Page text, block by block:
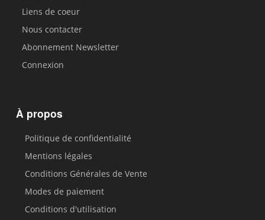
Liens de coeur
Nous contacter
Abonnement Newsletter
Connexion
À propos
Politique de confidentialité
Mentions légales
Conditions Générales de Vente
Modes de paiement
Conditions d'utilisation